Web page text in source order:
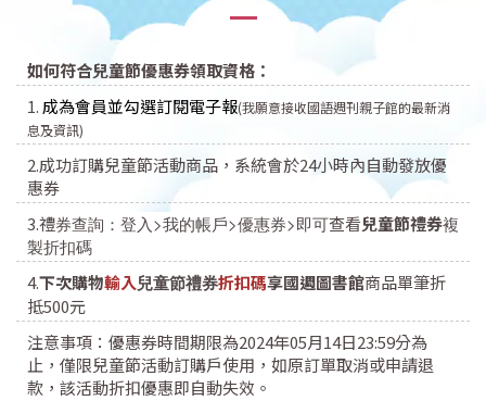
如何符合兒童節優惠券領取資格：
1. 成為會員並勾選訂閱電子報(我願意接收國語週刊親子館的最新消
息及資訊)
2.成功訂購兒童節活動商品，系統會於24小時內自動發放優
惠券
3.禮券查詢：登入>我的帳戶>優惠券>即可查看兒童節禮券複
製折扣碼
4.下次購物輸入兒童節禮券折扣碼享國週圖書館商品單筆折
抵500元
注意事項： 優惠券時間期限為2024年05月14日23:59分為
止，僅限兒童節活動訂購戶使用， 如原訂單取消或申請退
款，該活動折扣優惠即自動失效。